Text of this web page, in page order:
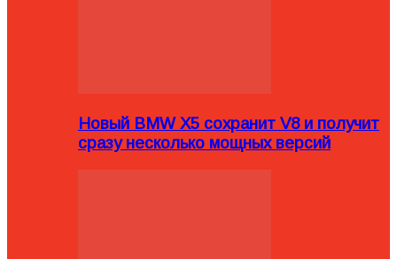
Новый BMW X5 сохранит V8 и получит
сразу несколько мощных версий